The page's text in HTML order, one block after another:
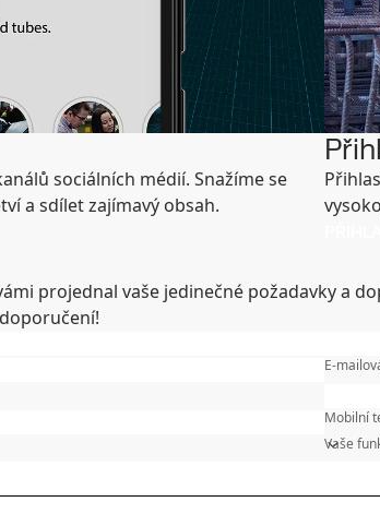
sociálních médií. Snažíme se
a sdílet zajímavý obsah.
projednal vaše jedinečné požadavky a
E-
Mobilní
Vaše